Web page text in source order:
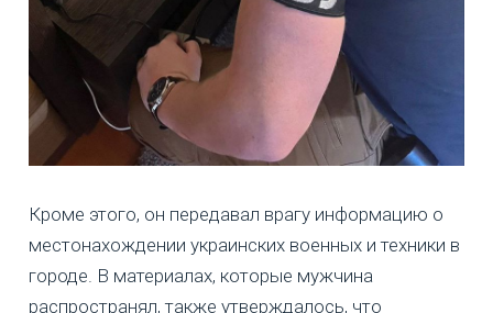
Кроме этого, он передавал врагу информацию о
местонахождении украинских военных и техники в
городе. В материалах, которые мужчина
распространял, также утверждалось, что